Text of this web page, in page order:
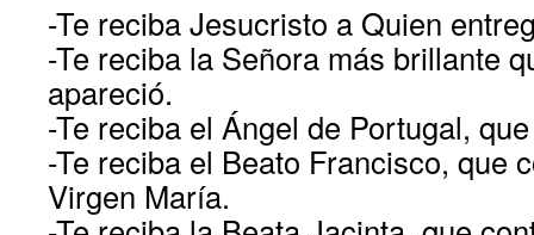
-Te reciba Jesucristo a Quien
-Te reciba la Señora más brillante
apareció.
-Te reciba el Ángel de Portugal,
-Te reciba el Beato Francisco, que
Virgen María.